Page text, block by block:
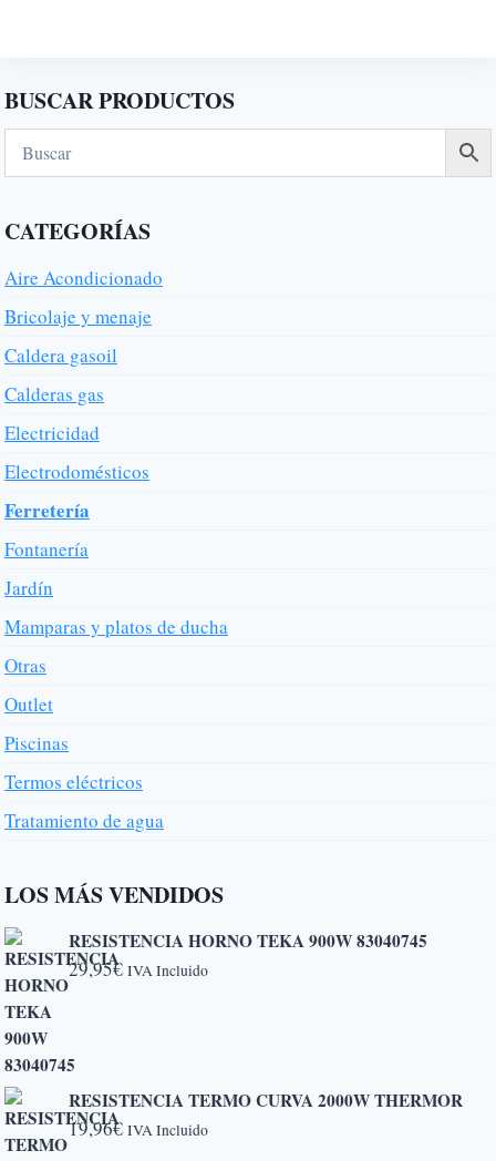
múltiples
Las
opciones
pueden
elegir
la
página
de
BUSCAR PRODUCTOS
CATEGORÍAS
Aire Acondicionado
Bricolaje y menaje
Caldera gasoil
Calderas gas
Electricidad
Electrodomésticos
Ferretería
Fontanería
Jardín
Mamparas y platos de ducha
Otras
Outlet
Piscinas
Termos eléctricos
Tratamiento de agua
LOS MÁS VENDIDOS
RESISTENCIA HORNO TEKA 900W 83040745
29,95€ IVA Incluido
RESISTENCIA TERMO CURVA 2000W THERMOR
19,96€ IVA Incluido